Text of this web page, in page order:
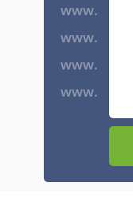
www.
www.
www.
www.